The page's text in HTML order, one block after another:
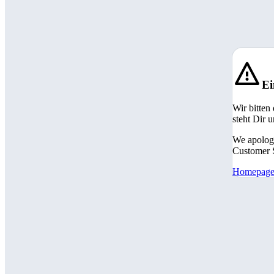
Wir bitten
steht Dir
We
Customer
Homepage